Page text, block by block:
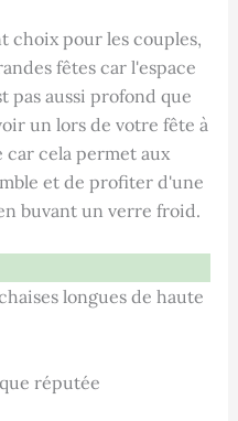
choix pour les couples,
fêtes car l'espace
pas aussi profond que
un lors de votre fête à
cela permet aux
et de profiter d'une
buvant un verre froid.
longues de haute
réputée